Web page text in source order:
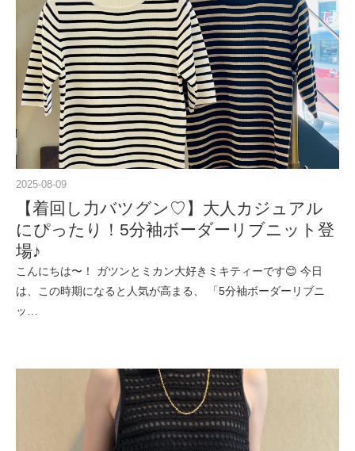
2025-08-09
【着回し力バツグン♡】大人カジュアル
にぴったり！5分袖ボーダーリブニット登
場♪
こんにちは〜！ ガツンとミカン大好きミキティーです😊 今日
は、この時期になると人気が高まる、 「5分袖ボーダーリブニ
ッ…